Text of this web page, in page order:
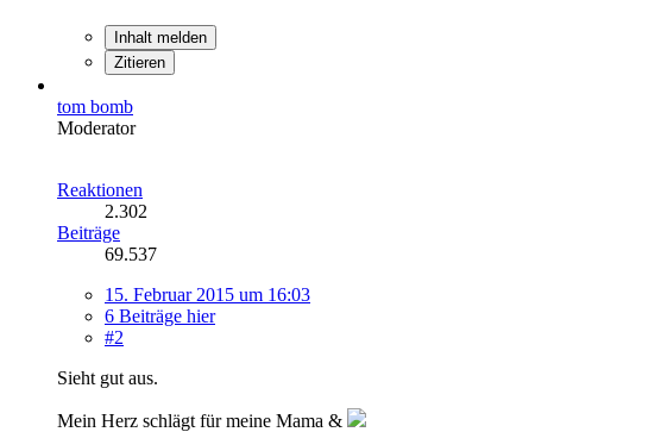
Inhalt melden
Zitieren
tom bomb
Moderator
Reaktionen
2.302
Beiträge
69.537
15. Februar 2015 um 16:03
6 Beiträge hier
#2
Sieht gut aus.
Mein Herz schlägt für meine Mama &